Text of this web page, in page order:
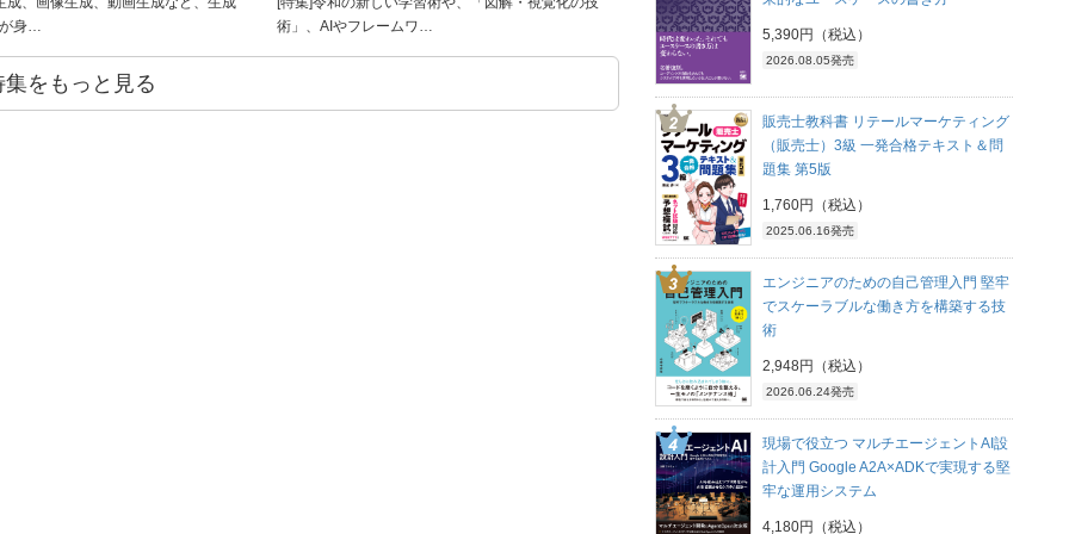
身…
術」、AIやフレームワ…
集をもっと見る
5,390円（税込）
2026.08.05発売
販売士教科書 リテールマーケティング
（販売士）3級 一発合格テキスト＆問
題集 第5版
1,760円（税込）
2025.06.16発売
エンジニアのための自己管理入門 堅牢
でスケーラブルな働き方を構築する技
術
2,948円（税込）
2026.06.24発売
現場で役立つ マルチエージェントAI設
計入門 Google A2A×ADKで実現する堅
牢な運用システム
4,180円（税込）